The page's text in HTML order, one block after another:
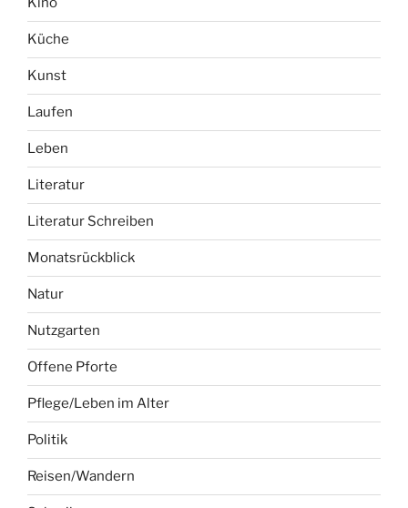
Küche
Kunst
Laufen
Leben
Literatur
Literatur Schreiben
Monatsrückblick
Natur
Nutzgarten
Offene Pforte
Pflege/Leben im Alter
Politik
Reisen/Wandern